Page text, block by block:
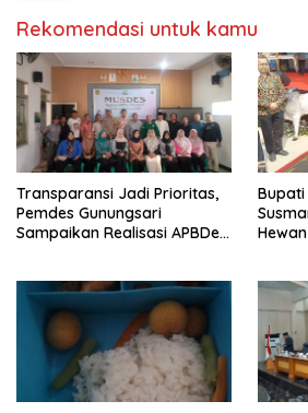
Rekomendasi untuk kamu
Transparansi Jadi Prioritas,
Pemdes Gunungsari
Sampaikan Realisasi APBDes